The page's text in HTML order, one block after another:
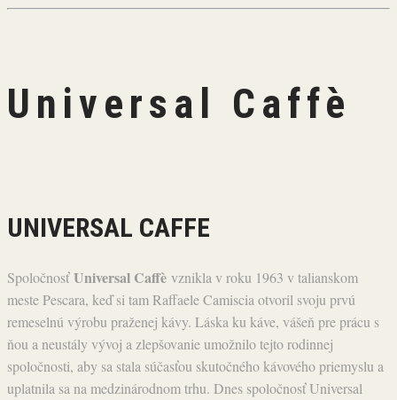
Universal Caffè
UNIVERSAL CAFFE
SpoločnosťUniversal Caffè vznikla v roku 1963 v talianskom
meste Pescara, keď si tam Raffaele Camiscia otvoril svoju prvú
remeselnú výrobu praženej kávy. Láska ku káve, vášeň pre prácu s
ňou a neustály vývoj a zlepšovanie umožnilo tejto rodinnej
spoločnosti, aby sa stala súčasťou skutočného kávového priemyslu a
uplatnila sa na medzinárodnom trhu. Dnes spoločnosť Universal